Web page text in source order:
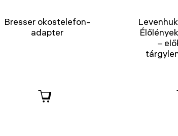
Bresser okostelefon-
adapter
–